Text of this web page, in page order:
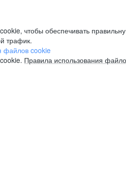
чтобы обеспечивать
трафик.
файлов cookie
Правила использования